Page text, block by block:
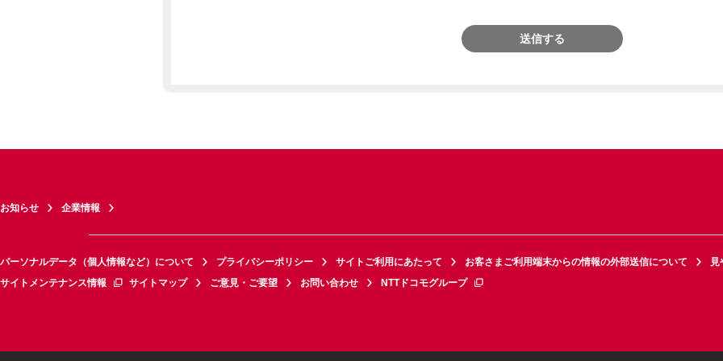
送信する
お知らせ 企業情報
パーソナルデータ（個人情報など）について プライバシーポリシー サイトご利用にあたって お客さまご利用端末からの情報の外部送信について
見
サイトメンテナンス情報
サイトマップ ご意見・ご要望 お問い合わせ NTTドコモグループ